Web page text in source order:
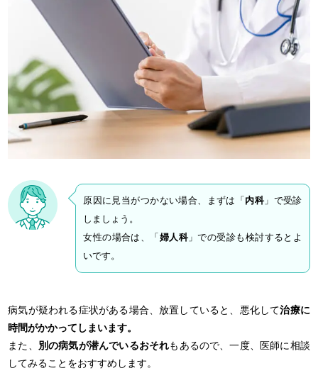
原因に見当がつかない場合、まずは「内科」で受診
しましょう。
女性の場合は、「婦人科」での受診も検討するとよ
いです。
病気が疑われる症状がある場合、放置していると、悪化して治療に
時間がかかってしまいます。
また、 別の病気が潜んでいるおそれもあるので、一度、医師に相談
してみることをおすすめします。